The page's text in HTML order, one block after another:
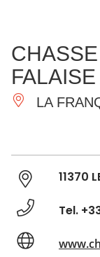
IMPRESCINDIBLES
LA
11370
Tel.